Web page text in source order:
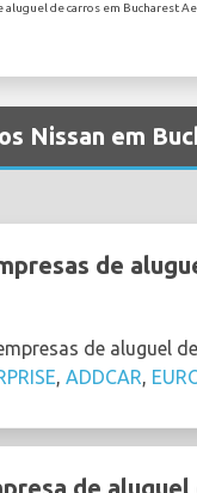
aluguel de carros em Bucharest
Nissan em
de
de aluguel
, ADDCAR,